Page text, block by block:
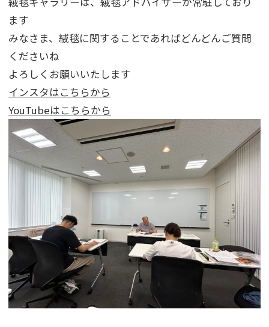
ます
みなさま、絨毯に関することであればどんどんご質問
くださいね
よろしくお願いいたします
インスタはこちらから
YouTubeはこちらから